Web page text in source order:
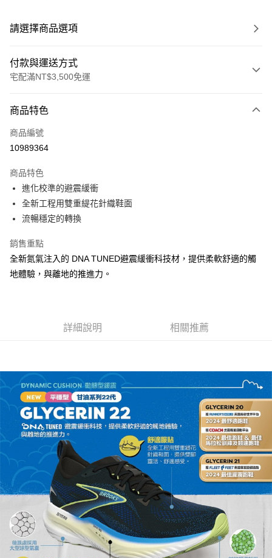
請選擇商品選項
付款與運送方式
宅配滿NT$3,500免運
信用卡一次付款
ATM付款
運送方式
宅配
每筆NT$100，滿NT$3,500(含以上)免運費
商品特色
商品編號
10989364
商品特色
進化校準的避震緩衝
全新工程用雙重緹花針織鞋面
流暢穩定的轉換
銷售重點
全新氮氣注入的 DNA TUNED避震緩衝科技材，提供柔軟舒適的觸
地體驗，與離地的推進力。
詳細說明 相關推薦